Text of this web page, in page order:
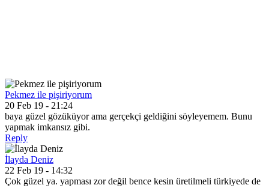
Pekmez ile pişiriyorum
20 Feb 19 - 21:24
baya güzel gözüküyor ama gerçekçi geldiğini söyleyemem. Bunu
yapmak imkansız gibi.
Reply
İlayda Deniz
22 Feb 19 - 14:32
Çok güzel ya. yapması zor değil bence kesin üretilmeli türkiyede de